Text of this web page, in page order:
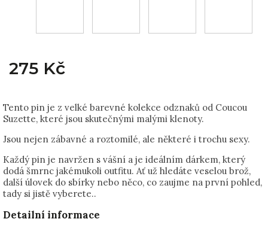
275 Kč
Tento pin je z velké barevné kolekce odznaků od Coucou
Suzette, které jsou skutečnými malými klenoty.
Jsou nejen zábavné a roztomilé, ale některé i trochu sexy.
Každý pin je navržen s vášní a je ideálním dárkem, který
dodá šmrnc jakémukoli outfitu. Ať už hledáte veselou brož,
další úlovek do sbírky nebo něco, co zaujme na první pohled,
tady si jistě vyberete..
Detailní informace